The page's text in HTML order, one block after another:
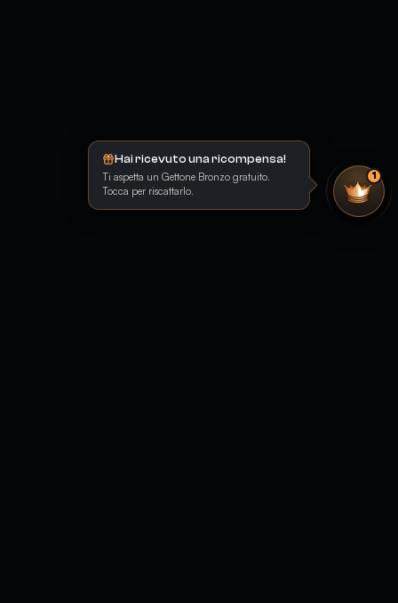
Hai ricevuto una ricompensa!
Ti aspetta un Gettone Bronzo gratuito.
Tocca per riscattarlo.
1